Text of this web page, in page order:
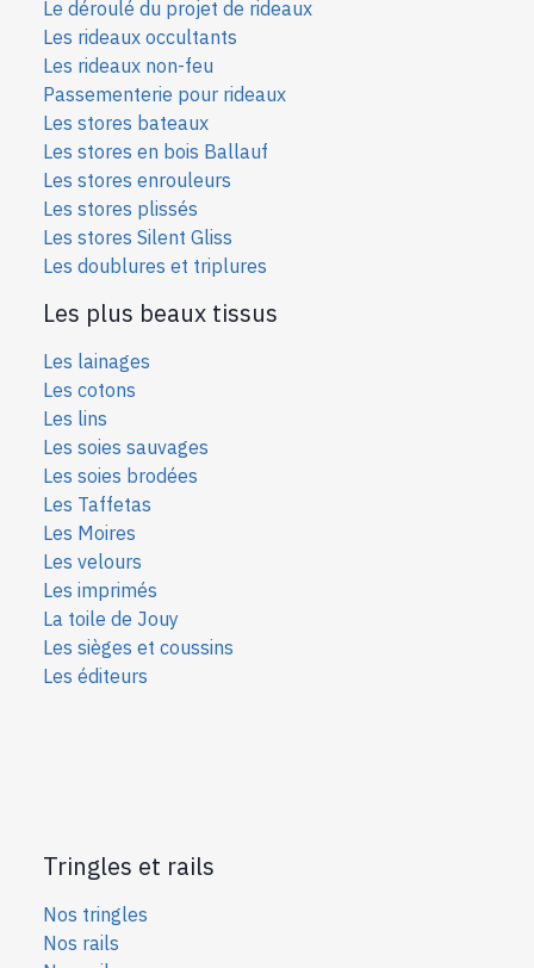
Le déroulé du projet de rideaux
Les rideaux occultants
Les rideaux non-feu
Passementerie pour rideaux
Les stores bateaux
Les stores en bois Ballauf
Les stores enrouleurs
Les stores plissés
Les stores Silent Gliss
Les doublures et triplures
Les plus beaux tissus
Les lainages
Les cotons
Les lins
Les soies sauvages
Les soies brodées
Les Taffetas
Les Moires
Les velours
Les imprimés
La toile de Jouy
Les sièges et coussins
Les éditeurs
Tringles et rails
Nos tringles
Nos rails